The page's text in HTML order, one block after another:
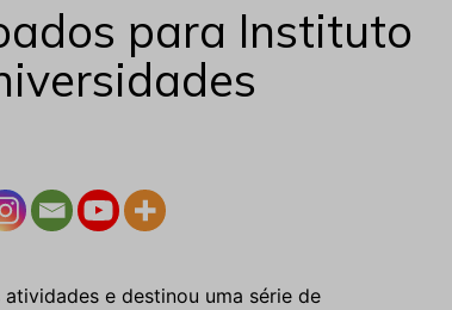
para Instituto
e destinou uma série de